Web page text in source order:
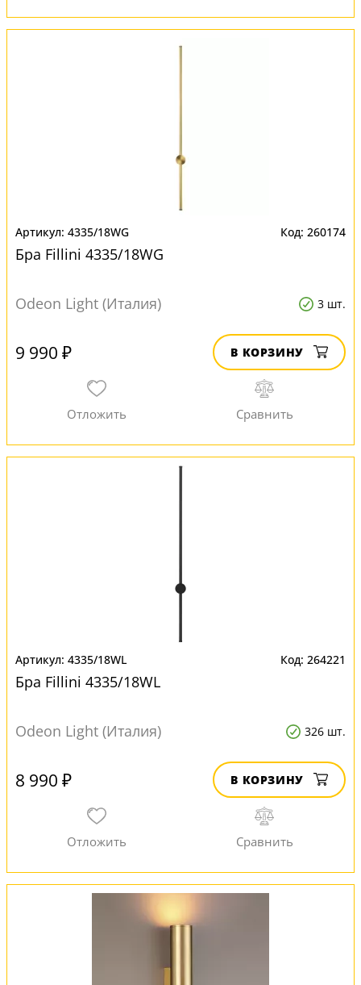
4335/18WG 260174
Бра Fillini 4335/18WG
Odeon Light (Италия) 3 шт.
9 990 ₽ В КОРЗИНУ
4335/18WL 264221
Бра Fillini 4335/18WL
Odeon Light (Италия) 326 шт.
8 990 ₽ В КОРЗИНУ